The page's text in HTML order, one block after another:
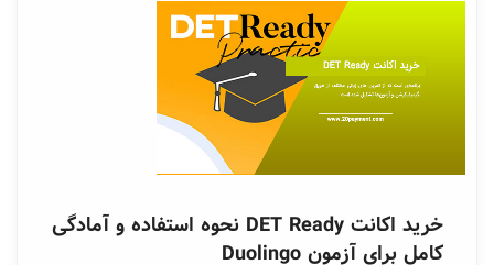
خرید اکانت DET Ready نحوه استفاده و آمادگی
کامل برای آزمون Duolingo